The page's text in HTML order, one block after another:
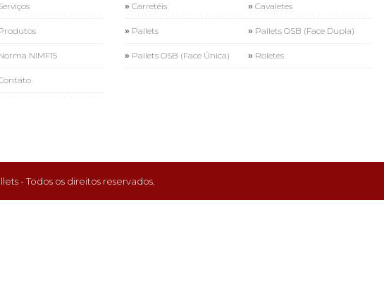
NIMF15
Carretéis Cavaletes
Pallets Pallets OSB (Face Dupla)
Pallets OSB (Face Única) Roletes
- Todos os direitos reservados.